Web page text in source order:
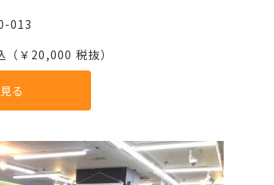
013
（￥20,000 税抜）
る